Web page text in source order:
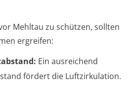
Mehltau zu schützen, sollten
ergreifen:
Ein ausreichend
fördert die Luftzirkulation.